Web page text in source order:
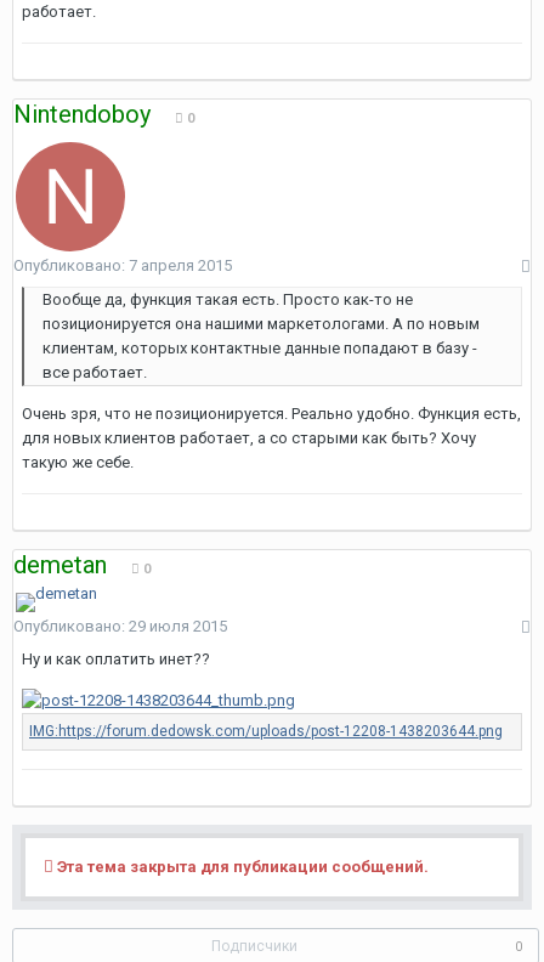
работает.
Nintendoboy 0
Опубликовано: 7 апреля 2015
Вообще да, функция такая есть. Просто как-то не
позиционируется она нашими маркетологами. А по новым
клиентам, которых контактные данные попадают в базу -
все работает.
Очень зря, что не позиционируется. Реально удобно. Функция есть,
для новых клиентов работает, а со старыми как быть? Хочу
такую же себе.
demetan 0
Опубликовано: 29 июля 2015
Ну и как оплатить инет??
Эта тема закрыта для публикации сообщений.
Подписчики 0